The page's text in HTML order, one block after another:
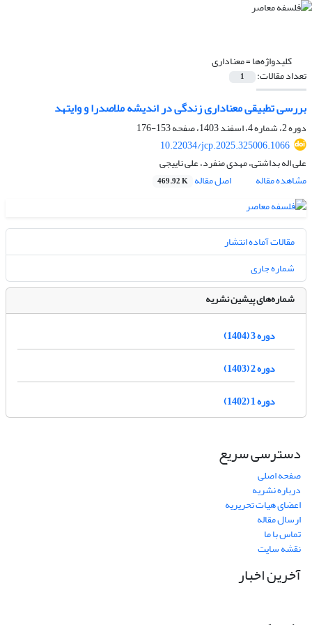
کلیدواژه‌ها =معناداری
تعداد مقالات: 1
بررسی تطبیقی معناداری زندگی در اندیشه ملاصدرا و وایتهد
دوره 2، شماره 4، اسفند 1403، صفحه
153-176
10.22034/jcp.2025.325006.1066
علی اله بداشتی، مهدی منفرد، علی ناییجی
مشاهده مقاله
اصل مقاله 469.92 K
مقالات آماده انتشار
شماره جاری
شماره‌های پیشین نشریه
دوره 3 (1404)
دوره 2 (1403)
دوره 1 (1402)
دسترسی سریع
صفحه اصلی
درباره نشریه
اعضای هیات تحریریه
ارسال مقاله
تماس با ما
نقشه سایت
آخرین اخبار